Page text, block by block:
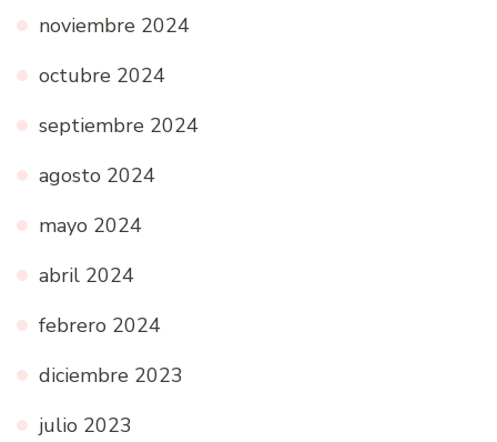
noviembre 2024
octubre 2024
septiembre 2024
agosto 2024
mayo 2024
abril 2024
febrero 2024
diciembre 2023
julio 2023